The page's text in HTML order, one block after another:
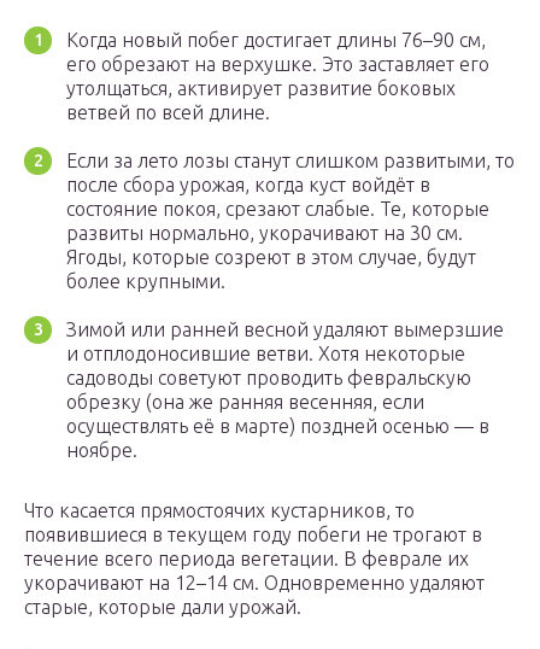
Когда новый побег достигает длины 76–90 см,
его обрезают на верхушке. Это заставляет его
утолщаться, активирует развитие боковых
ветвей по всей длине.
Если за лето лозы станут слишком развитыми, то
после сбора урожая, когда куст войдёт в
состояние покоя, срезают слабые. Те, которые
развиты нормально, укорачивают на 30 см.
Ягоды, которые созреют в этом случае, будут
более крупными.
Зимой или ранней весной удаляют вымерзшие
и отплодоносившие ветви. Хотя некоторые
садоводы советуют проводить февральскую
обрезку (она же ранняя весенняя, если
осуществлять её в марте) поздней осенью — в
ноябре.
Что касается прямостоячих кустарников, то
появившиеся в текущем году побеги не трогают в
течение всего периода вегетации. В феврале их
укорачивают на 12–14 см. Одновременно удаляют
старые, которые дали урожай.